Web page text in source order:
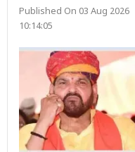
Published On 03 Aug 2026
10:14:05